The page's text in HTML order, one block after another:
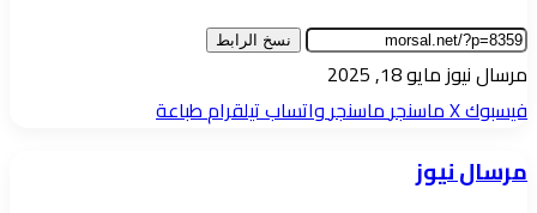
نسخ الرابط
مرسال نيوزأرسل
بريدا
مايو 18, 2025
فيسبوك‫Xماسنجرماسنجرواتسابتيلقرامطباعة
مرسال نيوز